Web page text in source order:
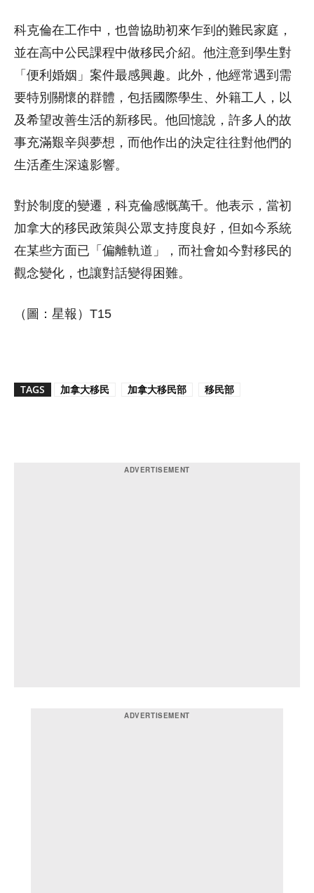
科克倫在工作中，也曾協助初來乍到的難民家庭，
並在高中公民課程中做移民介紹。他注意到學生對
「便利婚姻」案件最感興趣。此外，他經常遇到需
要特別關懷的群體，包括國際學生、外籍工人，以
及希望改善生活的新移民。他回憶說，許多人的故
事充滿艱辛與夢想，而他作出的決定往往對他們的
生活產生深遠影響。
對於制度的變遷，科克倫感慨萬千。他表示，當初
加拿大的移民政策與公眾支持度良好，但如今系統
在某些方面已「偏離軌道」，而社會如今對移民的
觀念變化，也讓對話變得困難。
（圖：星報）T15
TAGS 加拿大移民 加拿大移民部 移民部